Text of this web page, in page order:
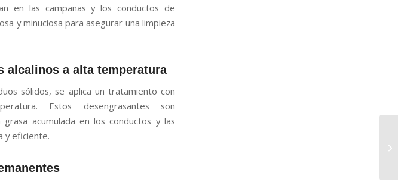
en las campanas y los conductos de
y minuciosa para asegurar una limpieza
alcalinos a alta temperatura
sólidos, se aplica un tratamiento con
Estos desengrasantes son
acumulada en los conductos y las
y eficiente.